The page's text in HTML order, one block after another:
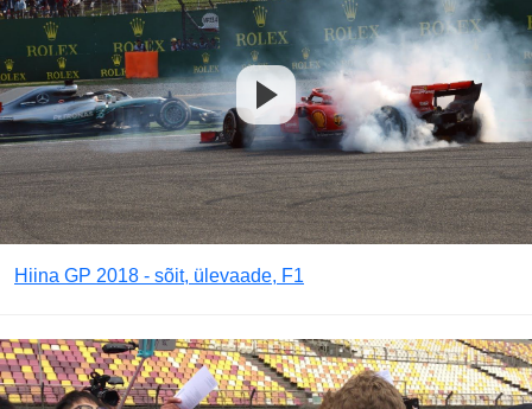
Hiina GP 2018 - sõit, ülevaade, F1